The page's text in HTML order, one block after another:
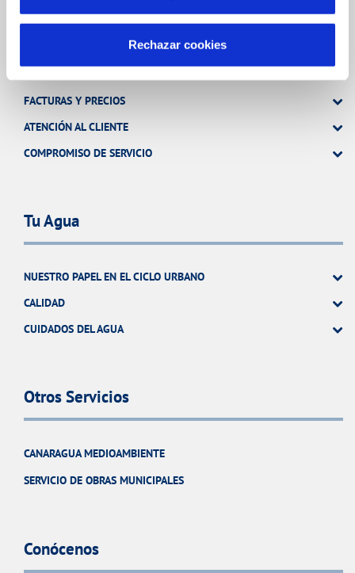
Rechazar cookies
FACTURAS Y PRECIOS
ATENCIÓN AL CLIENTE
COMPROMISO DE SERVICIO
Tu Agua
NUESTRO PAPEL EN EL CICLO URBANO
CALIDAD
CUIDADOS DEL AGUA
Otros Servicios
CANARAGUA MEDIOAMBIENTE
SERVICIO DE OBRAS MUNICIPALES
Conócenos